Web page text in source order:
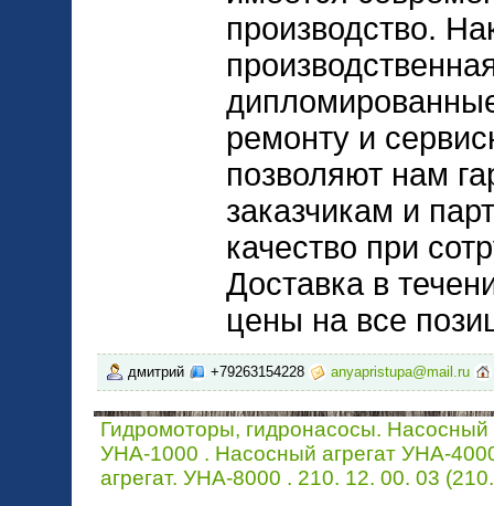
производство.
ремонту и
позволяют нам
заказчикам и
качество при
Доставка в
цены на все
дмитрий +79263154228 anyapristupa@mail.ru
Гидромоторы, гидронасосы. Насосный
УНА-1000 . Насосный агрегат УНА-
агрегат. УНА-8000 . 210. 12. 00. 03